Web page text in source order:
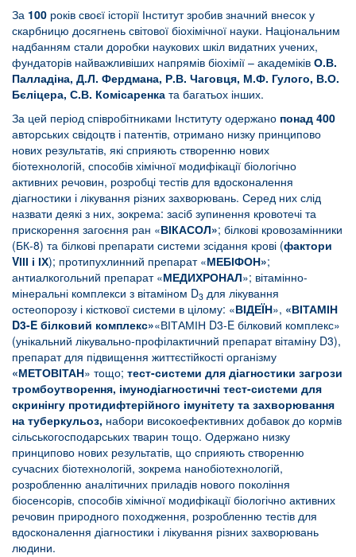
За 100 років своєї історії Інститут зробив значний внесок у
скарбницю досягнень світової біохімічної науки. Національним
надбанням стали доробки наукових шкіл видатних учених,
фундаторів найважливіших напрямів біохімії – академіків О.В.
Палладіна, Д.Л. Фердмана, Р.В. Чаговця, М.Ф. Гулого, В.О.
Бєліцера, С.В. Комісаренка та багатьох інших.
За цей період співробітниками Інституту одержано понад 400
авторських свідоцтв і патентів, отримано низку принципово
нових результатів, які сприяють створенню нових
біотехнологій, способів хімічної модифікації біологічно
активних речовин, розробці тестів для вдосконалення
діагностики і лікування різних захворювань. Серед них слід
назвати деякі з них, зокрема: засіб зупинення кровотечі та
прискорення загоєння ран «ВІКАСОЛ»; білкові кровозамінники
(БК-8) та білкові препарати системи зсідання крові (фактори
VІІІ і ІХ); протипухлинний препарат «МЕБІФОН»;
антиалкогольний препарат «МЕДИХРОНАЛ»; вітамінно-
мінеральні комплекси з вітаміном D3 для лікування
остеопорозу і кісткової системи в цілому: «ВІДЕЇН», «ВІТАМІН
D3-E білковий комплекс»«ВІТАМІН D3-E білковий комплекс»
(унікальний лікувально-профілактичний препарат вітаміну D3),
препарат для підвищення життєстійкості організму
«МЕТОВІТАН» тощо; тест-системи для діагностики загрози
тромбоутворення, імунодіагностичні тест-системи для
скринінгу протидифтерійного імунітету та захворювання
на туберкульоз, набори високоефективних добавок до кормів
сільськогосподарських тварин тощо. Одержано низку
принципово нових результатів, що сприяють створенню
сучасних біотехнологій, зокрема нанобіотехнологій,
розробленню аналітичних приладів нового покоління
біосенсорів, способів хімічної модифікації біологічно активних
речовин природного походження, розробленню тестів для
вдосконалення діагностики і лікування різних захворювань
людини.